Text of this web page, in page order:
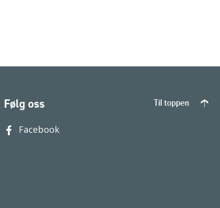
Følg oss
Facebook
Til toppen